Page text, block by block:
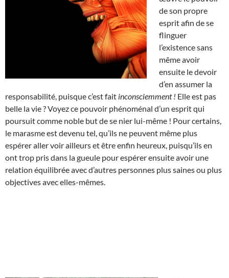
de son propre
esprit afin de se
flinguer
l’existence sans
même avoir
ensuite le devoir
d’en assumer la
responsabilité, puisque c’est fait inconsciemment ! Elle est pas
belle la vie ? Voyez ce pouvoir phénoménal d’un esprit qui
poursuit comme noble but de se nier lui-même ! Pour certains,
le marasme est devenu tel, qu’ils ne peuvent même plus
espérer aller voir ailleurs et être enfin heureux, puisqu’ils en
ont trop pris dans la gueule pour espérer ensuite avoir une
relation équilibrée avec d’autres personnes plus saines ou plus
objectives avec elles-mêmes.